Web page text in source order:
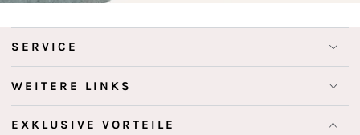
SERVICE
WEITERE LINKS
EXKLUSIVE VORTEILE